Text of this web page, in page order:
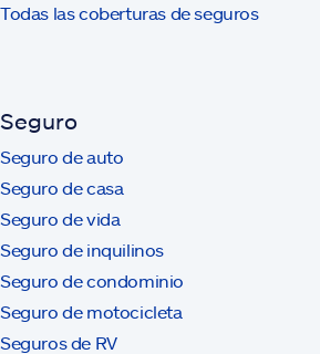
Todas las coberturas de seguros
Seguro
Seguro de auto
Seguro de casa
Seguro de vida
Seguro de inquilinos
Seguro de condominio
Seguro de motocicleta
Seguros de RV